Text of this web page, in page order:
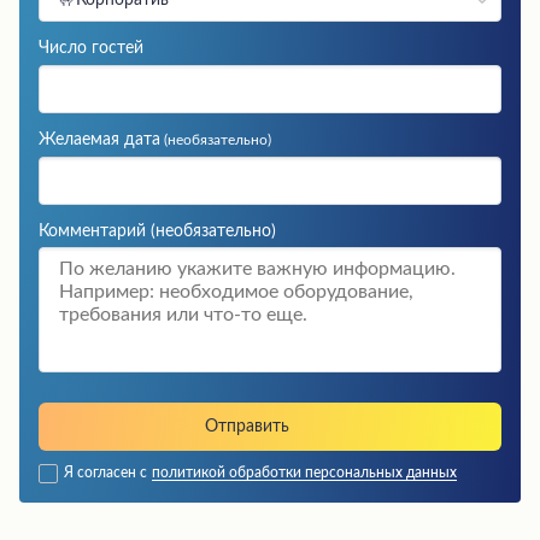
Число гостей
Желаемая дата (необязательно)
Комментарий (необязательно)
Я согласен с политикой обработки персональных данных